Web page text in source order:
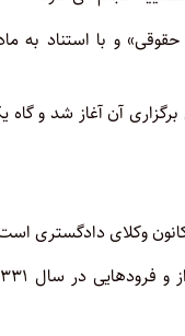
و با استناد به ماده
آن آغاز شد و گاه
وکلای دادگستری